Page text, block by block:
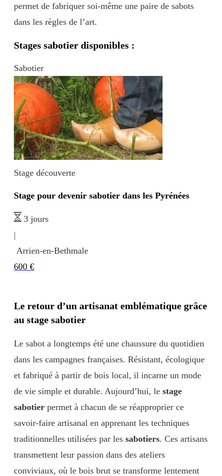
permet de fabriquer soi-même une paire de sabots
dans les règles de l’art.
Stages sabotier disponibles :
Sabotier
Stage découverte
Stage pour devenir sabotier dans les Pyrénées
3 jours
|
Arrien-en-Bethmale
600 €
Le retour d’un artisanat emblématique grâce
au stage sabotier
Le sabot a longtemps été une chaussure du quotidien
dans les campagnes françaises. Résistant, écologique
et fabriqué à partir de bois local, il incarne un mode
de vie simple et durable. Aujourd’hui, le stage
sabotier permet à chacun de se réapproprier ce
savoir-faire artisanal en apprenant les techniques
traditionnelles utilisées par les sabotiers. Ces artisans
transmettent leur passion dans des ateliers
conviviaux, où le bois brut se transforme lentement